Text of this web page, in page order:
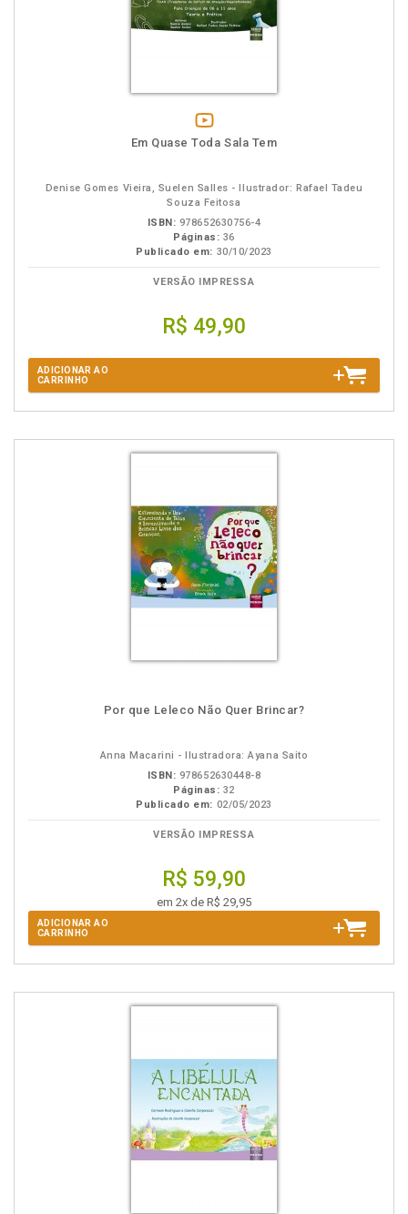
vídeo
Em Quase Toda Sala Tem
Denise Gomes Vieira, Suelen Salles - Ilustrador: Rafael Tadeu
Souza Feitosa
ISBN: 978652630756-4
Páginas: 36
Publicado em: 30/10/2023
VERSÃO IMPRESSA
R$ 49,90
ADICIONAR AO
CARRINHO
Por que Leleco Não Quer Brincar?
Anna Macarini - Ilustradora: Ayana Saito
ISBN: 978652630448-8
Páginas: 32
Publicado em: 02/05/2023
VERSÃO IMPRESSA
R$ 59,90
em 2x de R$ 29,95
ADICIONAR AO
CARRINHO